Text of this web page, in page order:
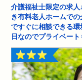
介護福祉士限定の求
き有料老人ホームで
ですぐに相談できる
日なのでプライベー